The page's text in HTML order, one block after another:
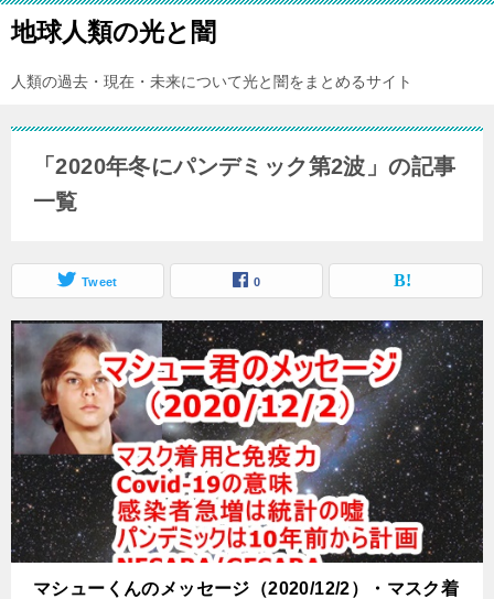
地球人類の光と闇
人類の過去・現在・未来について光と闇をまとめるサイト
「2020年冬にパンデミック第2波」の記事
一覧
Tweet 0
マシューくんのメッセージ（2020/12/2）・マスク着